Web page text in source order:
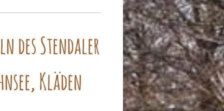
des Stendaler
Kläden